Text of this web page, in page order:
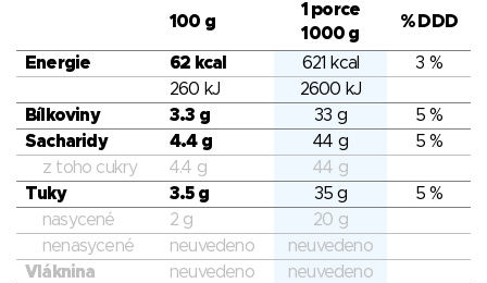
100 g
1 porce
1000 g
% DDD
Energie 62 kcal 621 kcal
3 %
260 kJ
2600 kJ
Bílkoviny
3.3 g 33 g
5 %
Sacharidy
4.4 g 44 g
5 %
z toho cukry
4.4 g
44 g
Tuky
3.5 g 35 g
5 %
nasycené
2 g
20 g
nenasycené
neuvedeno
neuvedeno
Vláknina
neuvedeno
neuvedeno